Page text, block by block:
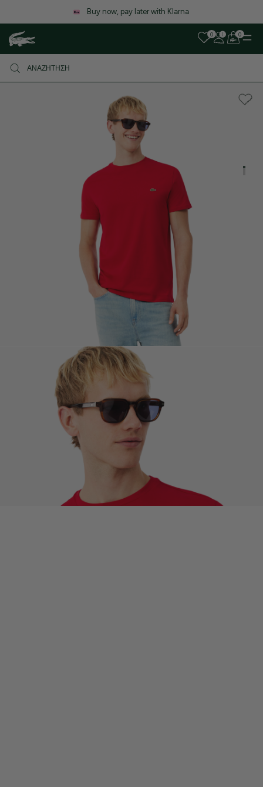
Λόγω αυξημένου όγκου παραγγελιών, ενδέχεται να υπάρξει μικρή
καθυστέρηση στις αποστολές. Σας ευχαριστούμε για την υπομονή σας!
0 0